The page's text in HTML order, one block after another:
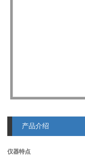
产品介绍
仪器特点